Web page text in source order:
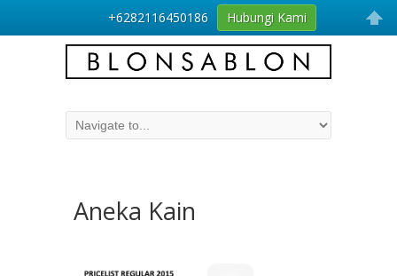
Aneka Kain
+6282116450186 Hubungi Kami